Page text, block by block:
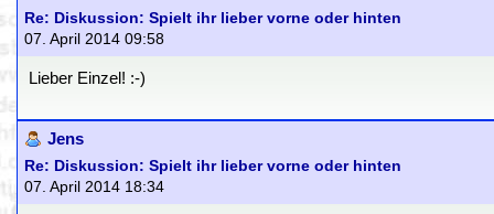
Re: Diskussion: Spielt ihr lieber vorne oder hinten
07. April 2014 09:58
Lieber Einzel! :-)
Jens
Re: Diskussion: Spielt ihr lieber vorne oder hinten
07. April 2014 18:34